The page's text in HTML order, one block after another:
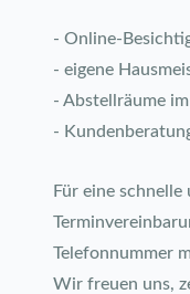
- Online-
- eigene
- Abstellräume
-
Für eine
Telefonnummer
Wir freuen uns,